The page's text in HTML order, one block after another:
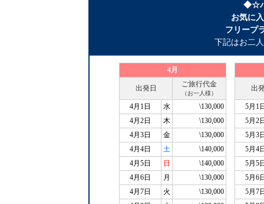
◆☆
お気に
フリープ
下記はお二
4月
出発日 ご旅行代金
（お一人様）
4月1日 水
\130,000
4月2日
木
\130,000
4月3日
金
\130,000
4月4日
土
\140,000
4月5日
日
\140,000
4月6日
月
\130,000
4月7日
火
\130,000
出
5月1
5月2
5月3
5月4
5月5
5月6
5月7